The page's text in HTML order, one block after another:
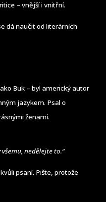
– vnější i vnitřní.
dá naučit od literárních
Buk – byl americký autor
jazykem. Psal o
ženami.
nedělejte to.“
psaní. Pište, protože